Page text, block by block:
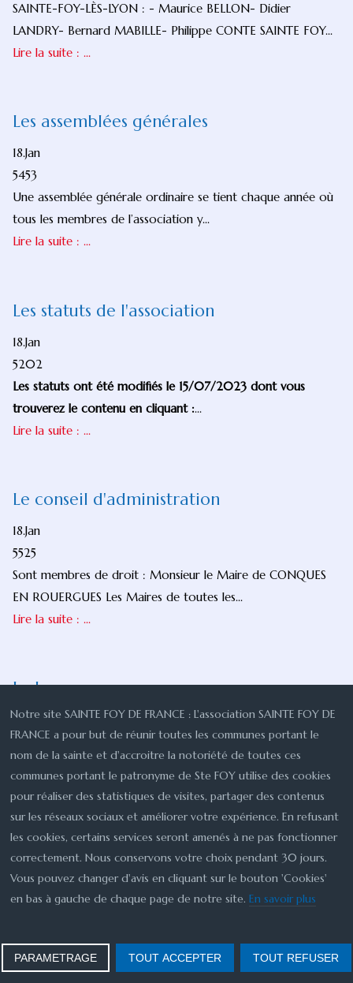
SAINTE-FOY-LÈS-LYON : - Maurice BELLON- Didier
LANDRY- Bernard MABILLE- Philippe CONTE SAINTE FOY...
Lire la suite : ...
Les assemblées générales
18.Jan
5453
Une assemblée générale ordinaire se tient chaque année où
tous les membres de l’association y...
Lire la suite : ...
Les statuts de l'association
18.Jan
5202
Les statuts ont été modifiés le 15/07/2023 dont vous
trouverez le contenu en cliquant :...
Lire la suite : ...
Le conseil d'administration
18.Jan
5525
Sont membres de droit : Monsieur le Maire de CONQUES
EN ROUERGUES Les Maires de toutes les...
Lire la suite : ...
Le bureau
18.Jan
5681
Le premier bureau élu lors de la constituante en 1998.
Président : Michel MAUMONT
But de l'association Sainte Foy de France
18.Jan
L’association a pour but : Accroitre la notoriété de toutes
les communes portant le patronyme de...
Notre site SAINTE FOY DE FRANCE : L'association SAINTE FOY DE
FRANCE a pour but de réunir toutes les communes portant le
nom de la sainte et d'accroitre la notoriété de toutes ces
communes portant le patronyme de Ste FOY utilise des cookies
pour réaliser des statistiques de visites, partager des contenus
sur les réseaux sociaux et améliorer votre expérience. En refusant
les cookies, certains services seront amenés à ne pas fonctionner
correctement. Nous conservons votre choix pendant 30 jours.
Vous pouvez changer d'avis en cliquant sur le bouton 'Cookies'
en bas à gauche de chaque page de notre site.En savoir plus
PARAMETRAGE TOUT ACCEPTER TOUT REFUSER